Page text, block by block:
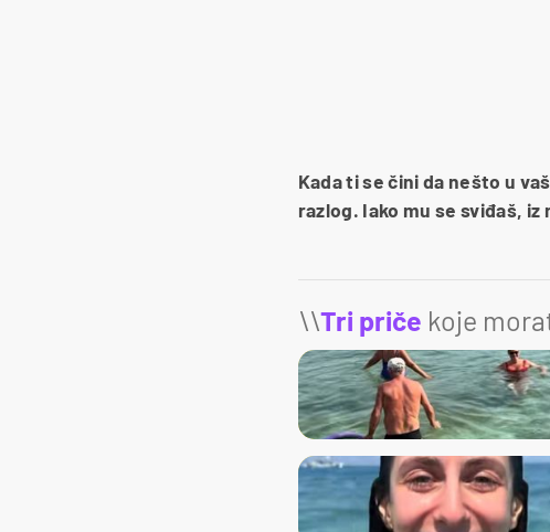
Kada ti se čini da nešto u
razlog. Iako mu se sviđaš,
\\Tri priče koje